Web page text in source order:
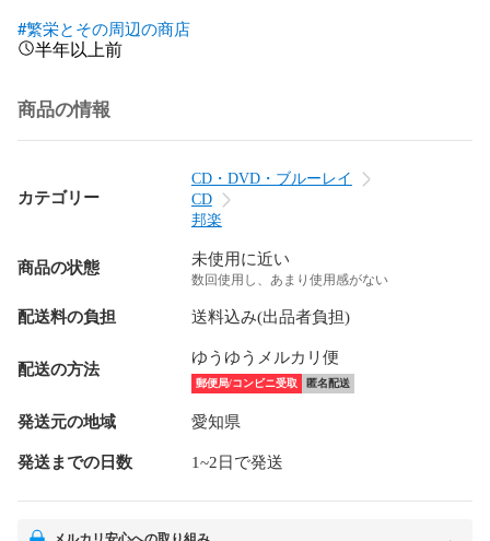
#繁栄とその周辺の商店
半年以上前
商品の情報
カテゴリー
CD・DVD・ブルーレイ
CD
邦楽
商品の状態 未使用に近い
数回使用し、あまり使用感がない
配送料の負担 送料込み(出品者負担)
配送の方法
ゆうゆうメルカリ便
郵便局/コンビニ受取 匿名配送
発送元の地域 愛知県
発送までの日数 1~2日で発送